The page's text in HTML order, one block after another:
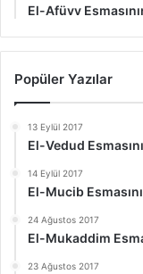
El-Afüvv
Popüler Yazılar
13 Eylül 2017
El-Vedud
14 Eylül 2017
El-Mucib
24 Ağustos 2017
El-Mukaddim
23 Ağustos 2017